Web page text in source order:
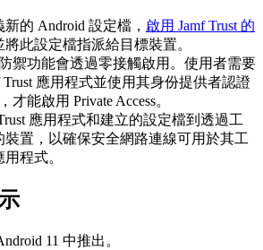
的 Android 設定檔， 啟用 Jamf Trust 的
將此設定檔指派給目標裝置。
禦功能會透過零接觸啟用。使用者需要
Trust 應用程式並使用其身份提供者認證
才能啟用 Private Access。
應用程式和建立的設定檔到透過工
裝置，以確保安全網路連線可用於其工
程式。
11 中推出。